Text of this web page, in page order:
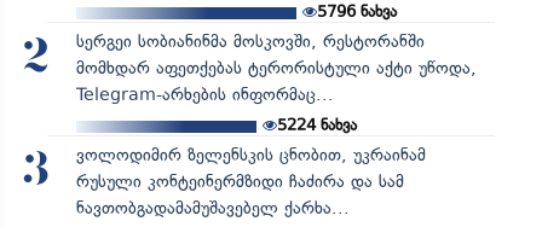
5796ნახვა
2
სერგეი სობიანინმა მოსკოვში, რესტორანში
მომხდარ აფეთქებას ტერორისტული აქტი უწოდა,
Telegram-არხების ინფორმაც...
5224ნახვა
3
ვოლოდიმირ ზელენსკის ცნობით, უკრაინამ
რუსული კონტეინერმზიდი ჩაძირა და სამ
ნავთობგადამამუშავებელ ქარხა...